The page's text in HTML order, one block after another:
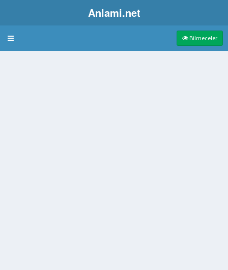
Anlami.net
Bulmaca Bilmeceler